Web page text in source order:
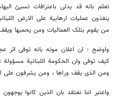
تعلم بانه قد یدلی باعترافات تسیئ
ینفذون عملیات ارهابیة على الارض
من یقوم بتلک العمالیات ومن یحمیها
واوضح : ان اعلان موته بانه توفی اثر
کیف توفی وان الحکومة اللبنانیة
ومن الذی یقف وراها ، ومن یشرفون على
واعتبر اننا نعتقد بان الذین کانوا